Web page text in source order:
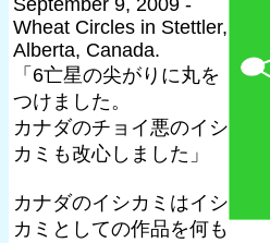
September 9, 2009 -
Wheat Circles in Stettler,
Alberta, Canada.
「6亡星の尖がりに丸を
つけました。
カナダのチョイ悪のイシ
カミも改心しました」
カナダのイシカミはイシ
カミとしての作品を何も